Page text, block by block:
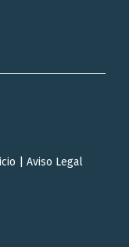
Aviso Legal